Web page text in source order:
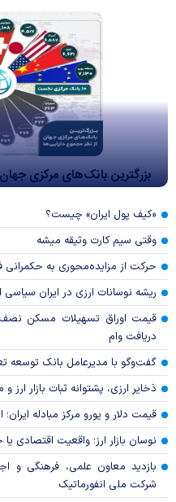
بزرگترین بانک‌های مرکزی
«کیف پول ایران» چیست؟
وقتی سیم کارت وثیقه میشه
حرکت از مزایده‌محوری به حکمرانی
ریشه نوسانات ارزی در ایران
قیمت اوراق تسهیلات مسکن
دریافت وام
گفت‌وگو با مدیرعامل بانک توسعه
ذخایر ارزی، پشتوانه ثبات بازار ارز و
قیمت دلار و یورو مرکز مبادله ایران؛ امروز
نوسان بازار ارز؛ واقعیت اقتصادی
بازدید معاون علمی، فرهنگی و
شرکت ملی انفورماتیک